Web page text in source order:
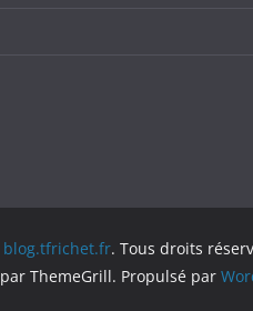
blog.tfrichet.fr. Tous droits
par ThemeGrill. Propulsé par